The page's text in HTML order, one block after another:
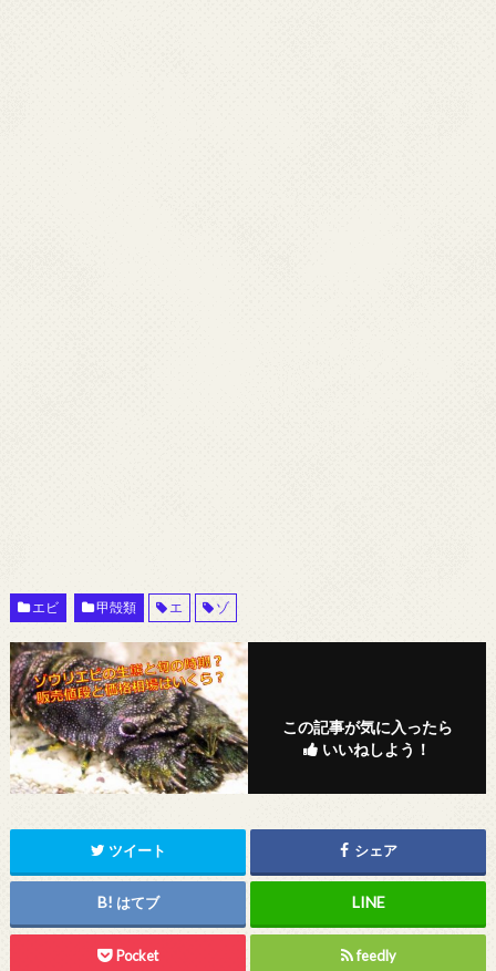
エビ 甲殻類 エ ゾ
この記事が気に入ったら
いいねしよう！
ツイート シェア
はてブ
Pocket feedly